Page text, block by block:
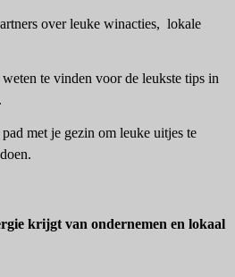
over leuke winacties, lokale
te vinden voor de leukste tips in
met je gezin om leuke uitjes te
krijgt van ondernemen en lokaal